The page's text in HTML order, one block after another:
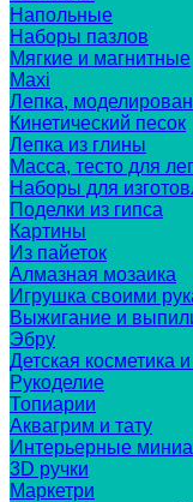
Напольные
Наборы пазлов
Мягкие и магнитные
Maxi
Лепка,
Кинетический песок
Лепка из глины
Масса, тесто для
Наборы для
Поделки из гипса
Картины
Из пайеток
Алмазная мозаика
Игрушка своими
Выжигание и
Эбру
Детская косметика
Рукоделие
Топиарии
Аквагрим и тату
Интерьерные
3D ручки
Маркетри